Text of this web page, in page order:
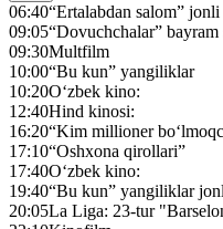
06:40“Ertalabdan salom”
09:05“Dovuchchalar” bayram
09:30Multfilm
10:00“Bu kun” yangiliklar
10:20O‘zbek kino:
12:40Hind kinosi:
16:20“Kim millioner
17:10“Oshxona qirollari”
17:40O‘zbek kino:
19:40“Bu kun” yangiliklar
20:05La Liga: 23-tur